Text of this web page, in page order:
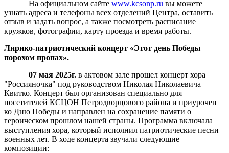
На официальном сайте www.kcsonp.ru вы можете
узнать адреса и телефоны всех отделений Центра, оставить
отзыв и задать вопрос, а также посмотреть расписание
кружков, фотографии, карту проезда и время работы.
Лирико-патриотический концерт «Этот день Победы
порохом пропах».
07 мая 2025г. в актовом зале прошел концерт хора
"Россияночка" под руководством Николая Николаевича
Квитко. Концерт был организован специально для
посетителей КСЦОН Петродворцового района и приурочен
ко Дню Победы и направлен на сохранение памяти о
героическом прошлом нашей страны. Программа включала
выступления хора, который исполнил патриотические песни
военных лет. В ходе концерта звучали следующие
композиции: